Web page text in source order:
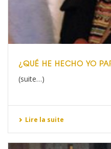
¿QUÉ HE HECHO YO
(suite…)
Lire la suite